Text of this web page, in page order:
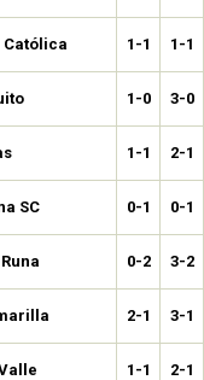
Católica 1-1 1-1
1-0 3-0
1-1 2-1
SC 0-1 0-1
0-2 3-2
2-1 3-1
1-1 2-1